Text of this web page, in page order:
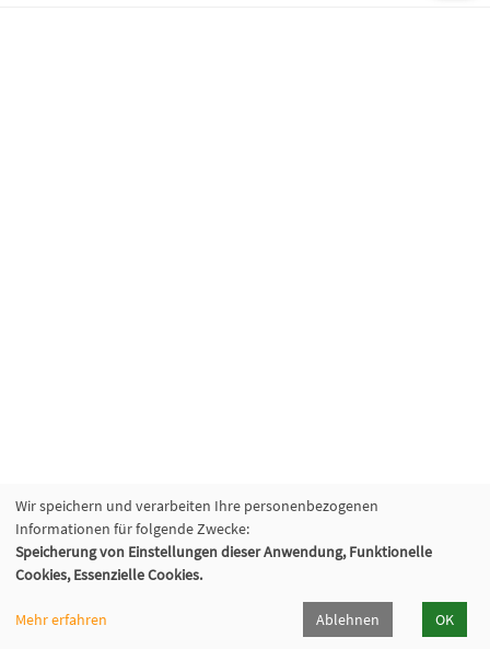
Wir speichern und verarbeiten Ihre personenbezogenen
Informationen für folgende Zwecke:
Speicherung von Einstellungen dieser Anwendung, Funktionelle
Cookies, Essenzielle Cookies.
Mehr erfahren Ablehnen OK